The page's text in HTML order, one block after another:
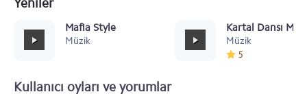
Mafia Style
Müzik
Kartal Dansı
Müzik
5
Kullanıcı oyları ve yorumlar